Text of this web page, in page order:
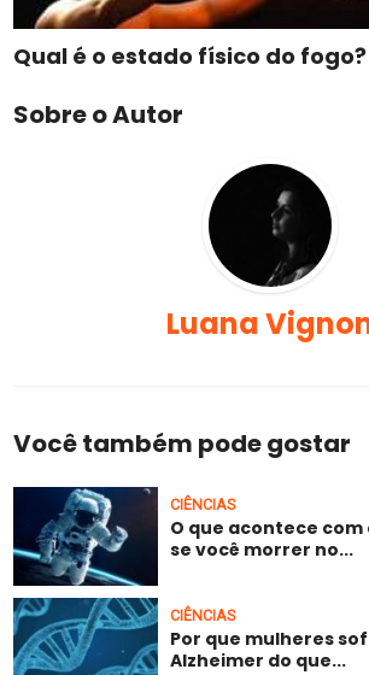
Qual é o estado físico do fogo?
Sobre o Autor
Luana
Você também pode gostar
CIÊNCIAS
O que acontece
se você morrer no...
CIÊNCIAS
Por que mulheres
Alzheimer do que...